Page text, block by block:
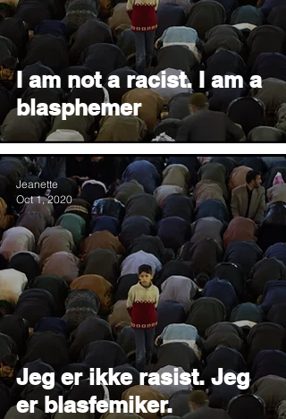
I am not a racist. I am a
blasphemer
Jeg er ikke rasist. Jeg
er blasfemiker.
Jeanette
Oct 1, 2020